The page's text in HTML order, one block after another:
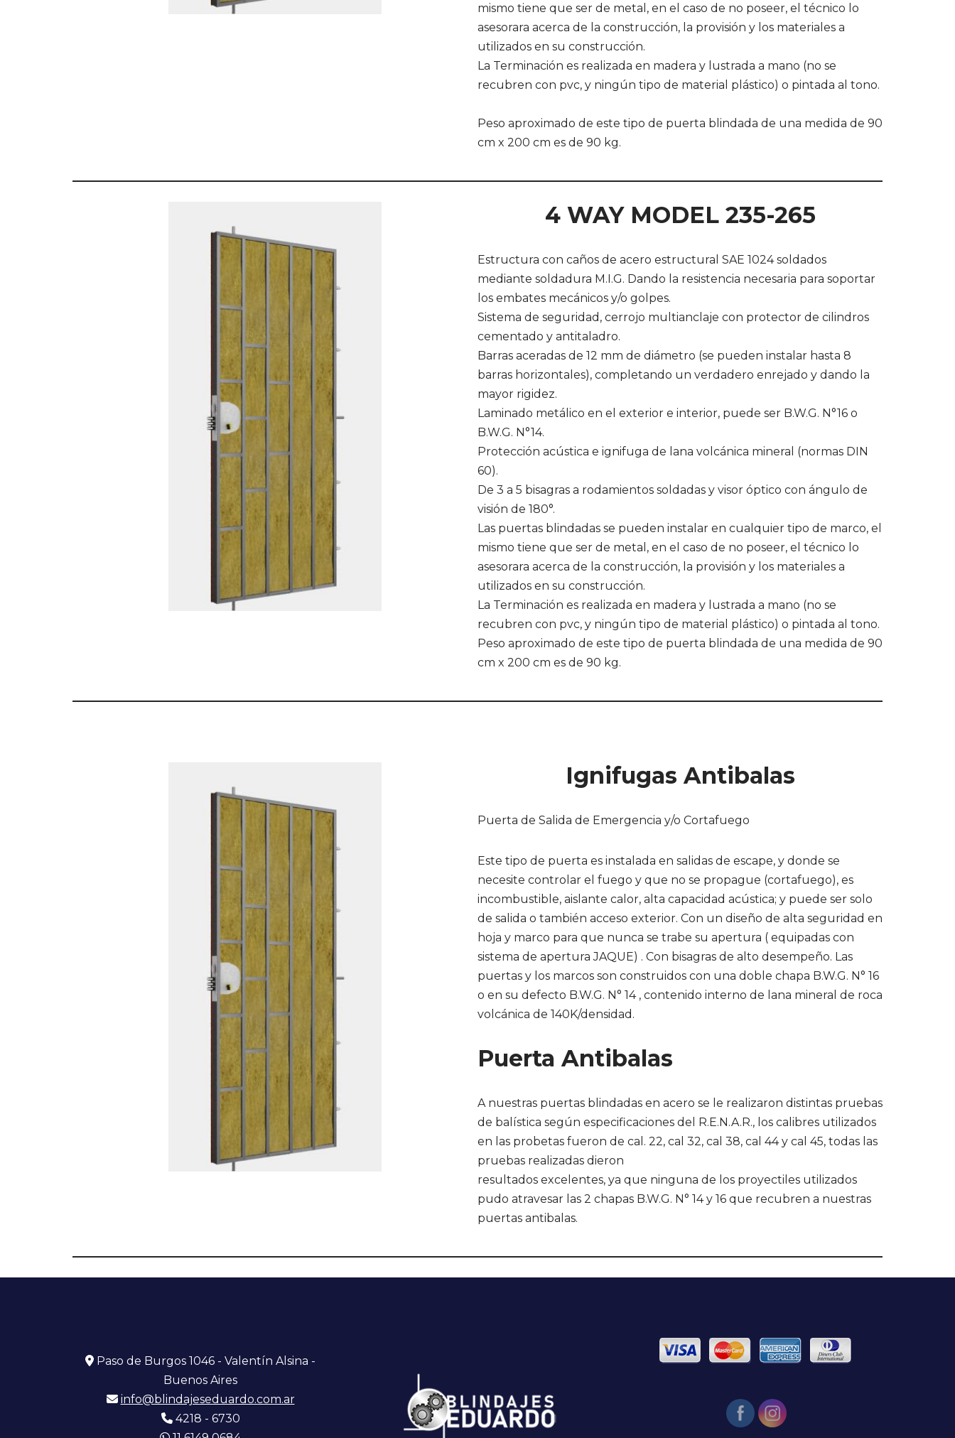
mismo tiene que ser de metal, en el caso de no poseer, el técnico lo
asesorara acerca de la construcción, la provisión y los materiales a
utilizados en su construcción.
La Terminación es realizada en madera y lustrada a mano (no se
recubren con pvc, y ningún tipo de material plástico) o pintada al tono.
Peso aproximado de este tipo de puerta blindada de una medida de 90
cm x 200 cm es de 90 kg.
4 WAY MODEL 235-265
Estructura con caños de acero estructural SAE 1024 soldados
mediante soldadura M.I.G. Dando la resistencia necesaria para soportar
los embates mecánicos y/o golpes.
Sistema de seguridad, cerrojo multianclaje con protector de cilindros
cementado y antitaladro.
Barras aceradas de 12 mm de diámetro (se pueden instalar hasta 8
barras horizontales), completando un verdadero enrejado y dando la
mayor rigidez.
Laminado metálico en el exterior e interior, puede ser B.W.G. N°16 o
B.W.G. N°14.
Protección acústica e ignifuga de lana volcánica mineral (normas DIN
60).
De 3 a 5 bisagras a rodamientos soldadas y visor óptico con ángulo de
visión de 180°.
Las puertas blindadas se pueden instalar en cualquier tipo de marco, el
mismo tiene que ser de metal, en el caso de no poseer, el técnico lo
asesorara acerca de la construcción, la provisión y los materiales a
utilizados en su construcción.
La Terminación es realizada en madera y lustrada a mano (no se
recubren con pvc, y ningún tipo de material plástico) o pintada al tono.
Peso aproximado de este tipo de puerta blindada de una medida de 90
cm x 200 cm es de 90 kg.
Ignifugas Antibalas
Puerta de Salida de Emergencia y/o Cortafuego
Este tipo de puerta es instalada en salidas de escape, y donde se
necesite controlar el fuego y que no se propague (cortafuego), es
incombustible, aislante calor, alta capacidad acústica; y puede ser solo
de salida o también acceso exterior. Con un diseño de alta seguridad en
hoja y marco para que nunca se trabe su apertura ( equipadas con
sistema de apertura JAQUE) . Con bisagras de alto desempeño. Las
puertas y los marcos son construidos con una doble chapa B.W.G. N° 16
o en su defecto B.W.G. N° 14 , contenido interno de lana mineral de roca
volcánica de 140K/densidad.
Puerta Antibalas
A nuestras puertas blindadas en acero se le realizaron distintas pruebas
de balística según especificaciones del R.E.N.A.R., los calibres utilizados
en las probetas fueron de cal. 22, cal 32, cal 38, cal 44 y cal 45, todas las
pruebas realizadas dieron
resultados excelentes, ya que ninguna de los proyectiles utilizados
pudo atravesar las 2 chapas B.W.G. N° 14 y 16 que recubren a nuestras
puertas antibalas.
Paso de Burgos 1046 - Valentín Alsina -
Buenos Aires
info@blindajeseduardo.com.ar
4218 - 6730